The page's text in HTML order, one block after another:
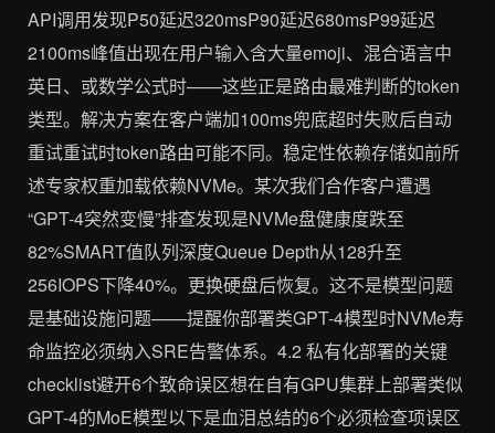
API调用发现P50延迟320msP90延迟680msP99延迟
2100ms峰值出现在用户输入含大量emoji、混合语言中
英日、或数学公式时——这些正是路由最难判断的token
类型。解决方案在客户端加100ms兜底超时失败后自动
重试重试时token路由可能不同。稳定性依赖存储如前所
述专家权重加载依赖NVMe。某次我们合作客户遭遇
“GPT-4突然变慢”排查发现是NVMe盘健康度跌至
82%SMART值队列深度Queue Depth从128升至
256IOPS下降40%。更换硬盘后恢复。这不是模型问题
是基础设施问题——提醒你部署类GPT-4模型时NVMe寿
命监控必须纳入SRE告警体系。4.2 私有化部署的关键
checklist避开6个致命误区想在自有GPU集群上部署类似
GPT-4的MoE模型以下是血泪总结的6个必须检查项误区